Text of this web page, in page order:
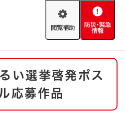
閲
助
防
緊
情
救急・消防
AED設置箇所
い選挙啓発ポス
応募作品